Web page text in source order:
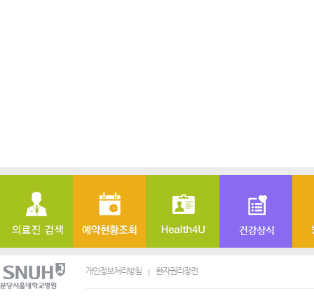
개인정보처리방침 환자권리장전